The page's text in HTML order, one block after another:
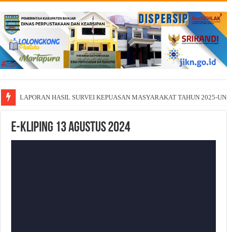
LAPORAN HASIL SURVEI KEPUASAN MASYARAKAT TAHUN 2025-
E-Kliping 13 Agustus 2024